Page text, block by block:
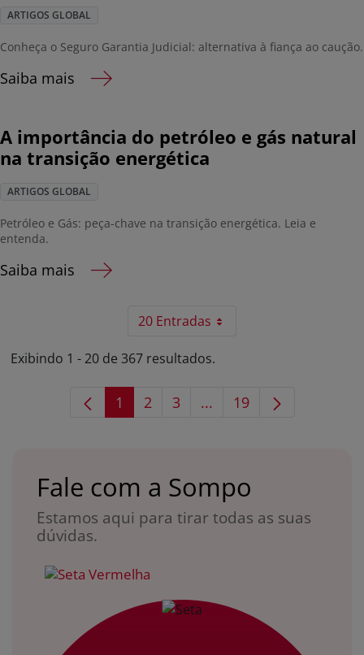
ARTIGOS GLOBAL
Conheça o Seguro Garantia Judicial: alternativa à fiança ao caução.
Saiba mais
A importância do petróleo e gás natural
na transição energética
ARTIGOS GLOBAL
Petróleo e Gás: peça-chave na transição energética. Leia e
entenda.
Saiba mais
20 Entradas
Exibindo 1 - 20 de 367 resultados.
Página
1 Página
2 Página
3 ...PáginasPágina
19
Fale com a Sompo
Estamos aqui para tirar todas as suas
dúvidas.